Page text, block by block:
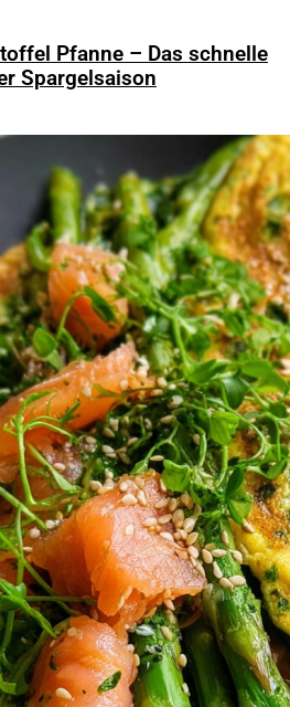
Pfanne – Das schnelle
Spargelsaison